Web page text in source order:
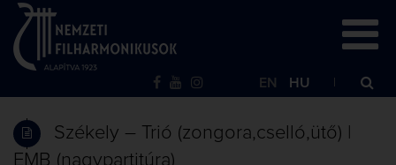
EN HU
Székely – Trió (zongora,cselló,ütő) |
EMB (nagypartitúra)